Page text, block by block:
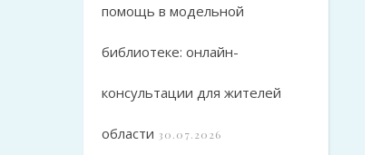
помощь в модельной
библиотеке: онлайн-
консультации для жителей
области 30.07.2026